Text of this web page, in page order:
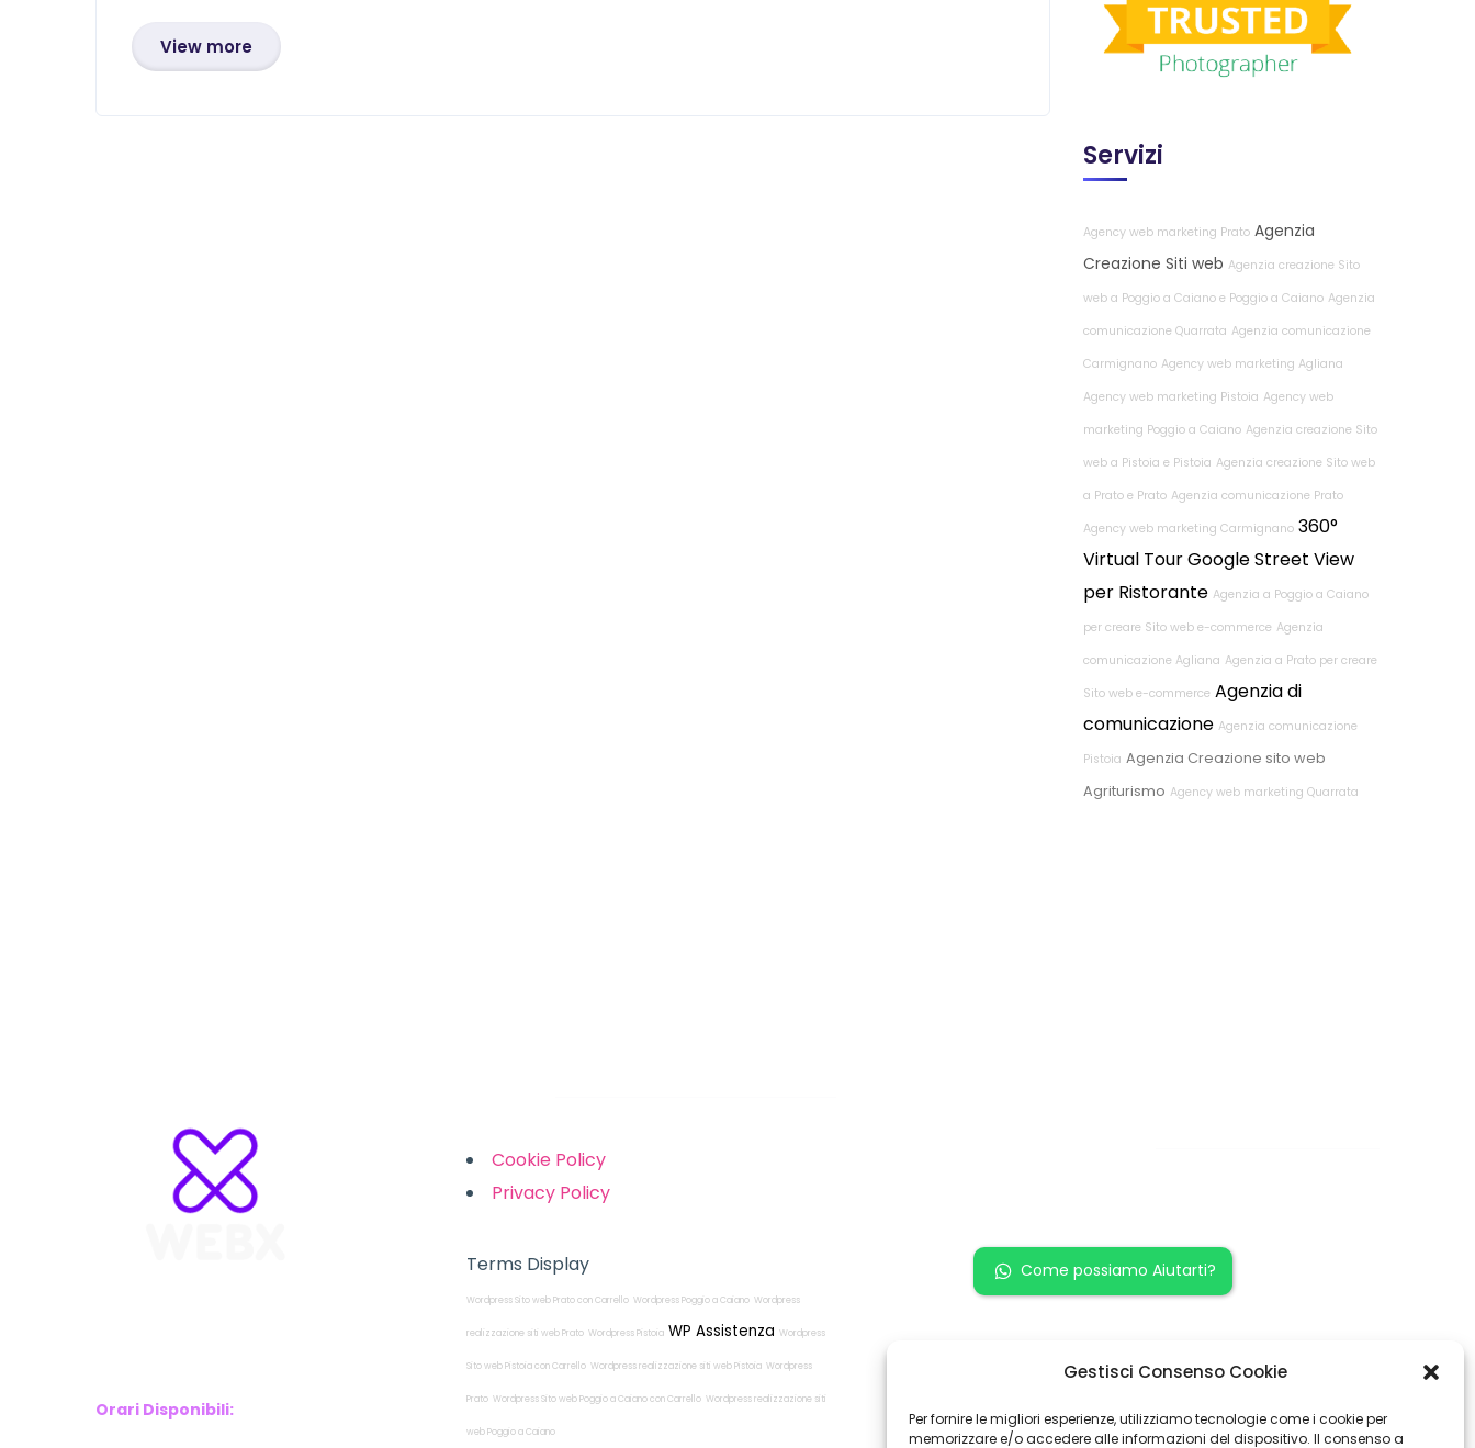
Gestisci Consenso Cookie
Per fornire le migliori esperienze, utilizziamo tecnologie come i cookie per
memorizzare e/o accedere alle informazioni del dispositivo. Il consenso a
View more
Servizi
Agency web marketing Prato Agenzia
Creazione Siti web Agenzia creazione Sito
web a Poggio a Caiano e Poggio a Caiano Agenzia
comunicazione Quarrata Agenzia comunicazione
Carmignano Agency web marketing Agliana
Agency web marketing Pistoia Agency web
marketing Poggio a Caiano Agenzia creazione Sito
web a Pistoia e Pistoia Agenzia creazione Sito web
a Prato e Prato Agenzia comunicazione Prato
Agency web marketing Carmignano 360°
Virtual Tour Google Street View
per Ristorante Agenzia a Poggio a Caiano
per creare Sito web e-commerce Agenzia
comunicazione Agliana Agenzia a Prato per creare
Sito web e-commerce Agenzia di
comunicazione Agenzia comunicazione
Pistoia Agenzia Creazione sito web
Agriturismo Agency web marketing Quarrata
Orari Disponibili:
Cookie Policy
Privacy Policy
Terms Display
Wordpress Sito web Prato con Carrello Wordpress Poggio a Caiano Wordpress
realizzazione siti web Prato Wordpress Pistoia WP Assistenza Wordpress
Sito web Pistoia con Carrello Wordpress realizzazione siti web Pistoia Wordpress
Prato Wordpress Sito web Poggio a Caiano con Carrello Wordpress realizzazione siti
web Poggio a Caiano
Come possiamo Aiutarti?